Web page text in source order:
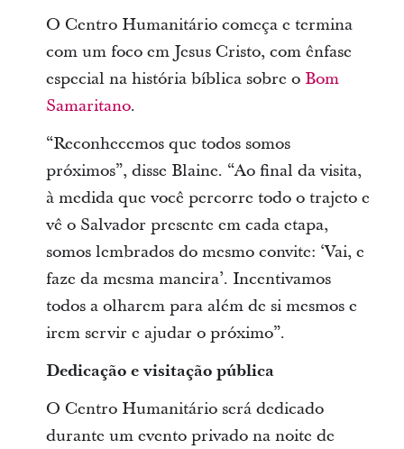
O Centro Humanitário começa e termina
com um foco em Jesus Cristo, com ênfase
especial na história bíblica sobre o Bom
Samaritano.
“Reconhecemos que todos somos
próximos”, disse Blaine. “Ao final da visita,
à medida que você percorre todo o trajeto e
vê o Salvador presente em cada etapa,
somos lembrados do mesmo convite: ‘Vai, e
faze da mesma maneira’. Incentivamos
todos a olharem para além de si mesmos e
irem servir e ajudar o próximo”.
Dedicação e visitação pública
O Centro Humanitário será dedicado
durante um evento privado na noite de